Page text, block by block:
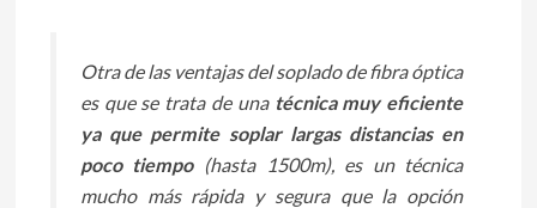
Otra de las ventajas del soplado de fibra óptica
es que se trata de una técnica muy eficiente
ya que permite soplar largas distancias en
poco tiempo(hasta 1500m), es un técnica
mucho más rápida y segura que la opción